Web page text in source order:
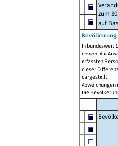
zum
auf
Bevölkerung
In bundesweit
obwohl die
erfassten
dieser
dargestellt.
Abweichungen
Die